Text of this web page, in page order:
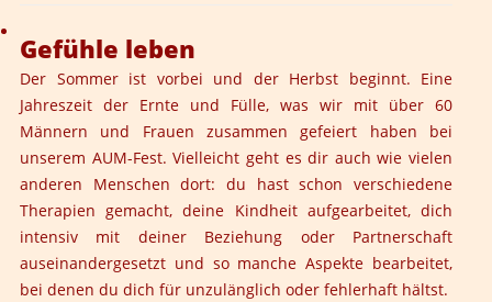
Gefühle leben
Der Sommer ist vorbei und der Herbst beginnt. Eine
Jahreszeit der Ernte und Fülle, was wir mit über 60
Männern und Frauen zusammen gefeiert haben bei
unserem AUM-Fest. Vielleicht geht es dir auch wie vielen
anderen Menschen dort: du hast schon verschiedene
Therapien gemacht, deine Kindheit aufgearbeitet, dich
intensiv mit deiner Beziehung oder Partnerschaft
auseinandergesetzt und so manche Aspekte bearbeitet,
bei denen du dich für unzulänglich oder fehlerhaft hältst.